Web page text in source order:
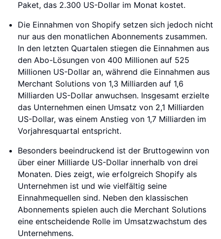
Paket, das 2.300 US-Dollar im Monat kostet.
Die Einnahmen von Shopify setzen sich jedoch nicht
nur aus den monatlichen Abonnements zusammen.
In den letzten Quartalen stiegen die Einnahmen aus
den Abo-Lösungen von 400 Millionen auf 525
Millionen US-Dollar an, während die Einnahmen aus
Merchant Solutions von 1,3 Milliarden auf 1,6
Milliarden US-Dollar anwuchsen. Insgesamt erzielte
das Unternehmen einen Umsatz von 2,1 Milliarden
US-Dollar, was einem Anstieg von 1,7 Milliarden im
Vorjahresquartal entspricht.
Besonders beeindruckend ist der Bruttogewinn von
über einer Milliarde US-Dollar innerhalb von drei
Monaten. Dies zeigt, wie erfolgreich Shopify als
Unternehmen ist und wie vielfältig seine
Einnahmequellen sind. Neben den klassischen
Abonnements spielen auch die Merchant Solutions
eine entscheidende Rolle im Umsatzwachstum des
Unternehmens.